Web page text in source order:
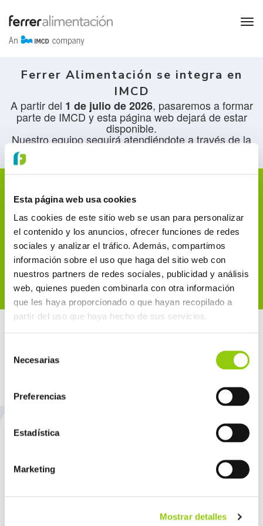
Esta página web usa cookies
Las cookies de este sitio web se usan para personalizar
el contenido y los anuncios, ofrecer funciones de redes
sociales y analizar el tráfico. Además, compartimos
información sobre el uso que haga del sitio web con
nuestros partners de redes sociales, publicidad y análisis
web, quienes pueden combinarla con otra información
que les haya proporcionado o que hayan recopilado a
partir del uso que haya hecho de sus servicios.
Necesarias
Preferencias
Estadística
Marketing
Mostrar detalles
Ferrer Alimentación se integra en
IMCD
A partir del 1 de julio de 2026, pasaremos a formar
parte de IMCD y esta página web dejará de estar
disponible.
Nuestro equipo seguirá atendiéndote a través de la
pruebas
08018, BARCELONA, ESPAÑA